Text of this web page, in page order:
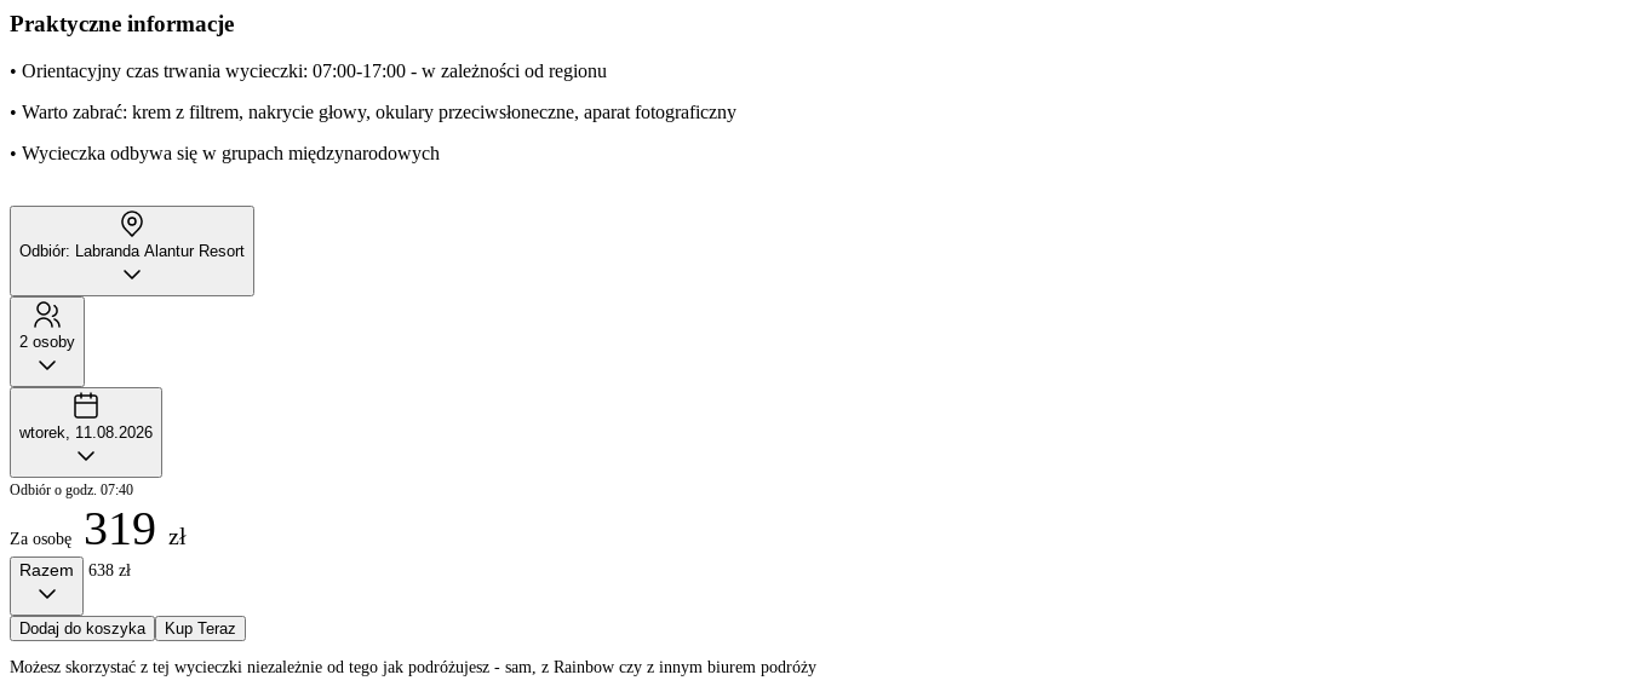
Praktyczne informacje
• Orientacyjny czas trwania wycieczki: 07:00-17:00 - w zależności od regionu
• Warto zabrać: krem z filtrem, nakrycie głowy, okulary przeciwsłoneczne, aparat fotograficzny
• Wycieczka odbywa się w grupach międzynarodowych
Odbiór: Labranda Alantur Resort
2 osoby
wtorek, 11.08.2026
Odbiór o godz. 07:40
Za osobę 319 zł
Razem 638 zł
Dodaj do koszyka Kup Teraz
Możesz skorzystać z tej wycieczki niezależnie od tego jak podróżujesz - sam, z Rainbow czy z innym biurem podróży